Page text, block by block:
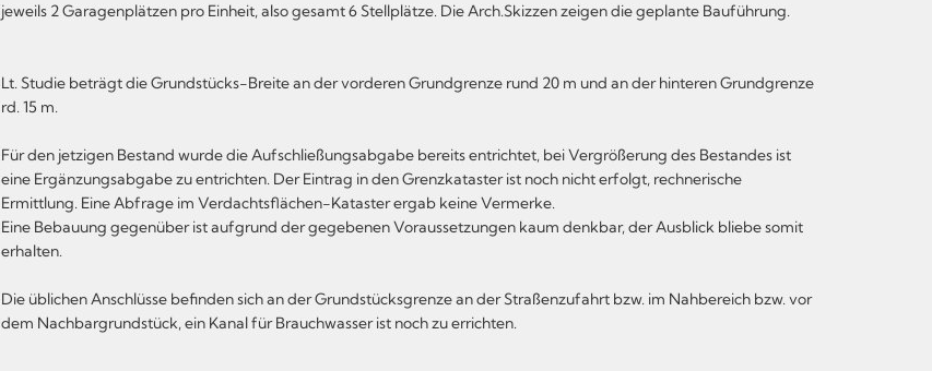
jeweils 2 Garagenplätzen pro Einheit, also gesamt 6 Stellplätze. Die Arch.Skizzen zeigen die geplante Bauführung.
Lt. Studie beträgt die Grundstücks-Breite an der vorderen Grundgrenze rund 20 m und an der hinteren Grundgrenze
rd. 15 m.
Für den jetzigen Bestand wurde die Aufschließungsabgabe bereits entrichtet, bei Vergrößerung des Bestandes ist
eine Ergänzungsabgabe zu entrichten. Der Eintrag in den Grenzkataster ist noch nicht erfolgt, rechnerische
Ermittlung. Eine Abfrage im Verdachtsflächen-Kataster ergab keine Vermerke.
Eine Bebauung gegenüber ist aufgrund der gegebenen Voraussetzungen kaum denkbar, der Ausblick bliebe somit
erhalten.
Die üblichen Anschlüsse befinden sich an der Grundstücksgrenze an der Straßenzufahrt bzw. im Nahbereich bzw. vor
dem Nachbargrundstück, ein Kanal für Brauchwasser ist noch zu errichten.